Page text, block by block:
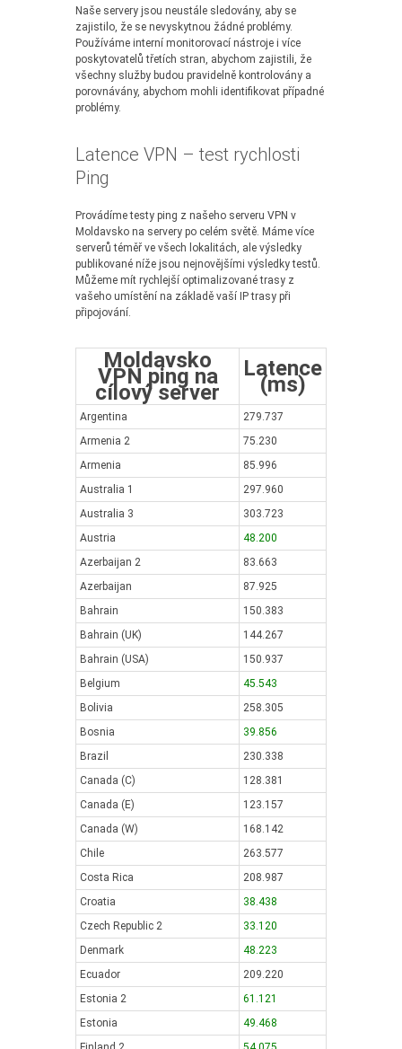
Naše servery jsou neustále sledovány, aby se
zajistilo, že se nevyskytnou žádné problémy.
Používáme interní monitorovací nástroje i více
poskytovatelů třetích stran, abychom zajistili, že
všechny služby budou pravidelně kontrolovány a
porovnávány, abychom mohli identifikovat případné
problémy.
Latence VPN – test rychlosti
Ping
Provádíme testy ping z našeho serveru VPN v
Moldavsko na servery po celém světě. Máme více
serverů téměř ve všech lokalitách, ale výsledky
publikované níže jsou nejnovějšími výsledky testů.
Můžeme mít rychlejší optimalizované trasy z
vašeho umístění na základě vaší IP trasy při
připojování.
Moldavsko
VPN ping na
cílový server
Latence
(ms)
Argentina
279.737
Armenia 2
75.230
Armenia
85.996
Australia 1
297.960
Australia 3
303.723
Austria
48.200
Azerbaijan 2
83.663
Azerbaijan
87.925
Bahrain
150.383
Bahrain (UK)
144.267
Bahrain (USA)
150.937
Belgium
45.543
Bolivia
258.305
Bosnia
39.856
Brazil
230.338
Canada (C)
128.381
Canada (E)
123.157
Canada (W)
168.142
Chile
263.577
Costa Rica
208.987
Croatia
38.438
Czech Republic 2
33.120
Denmark
48.223
Ecuador
209.220
Estonia 2
61.121
Estonia
49.468